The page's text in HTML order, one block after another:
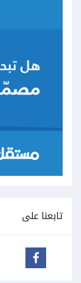
تابعنا على